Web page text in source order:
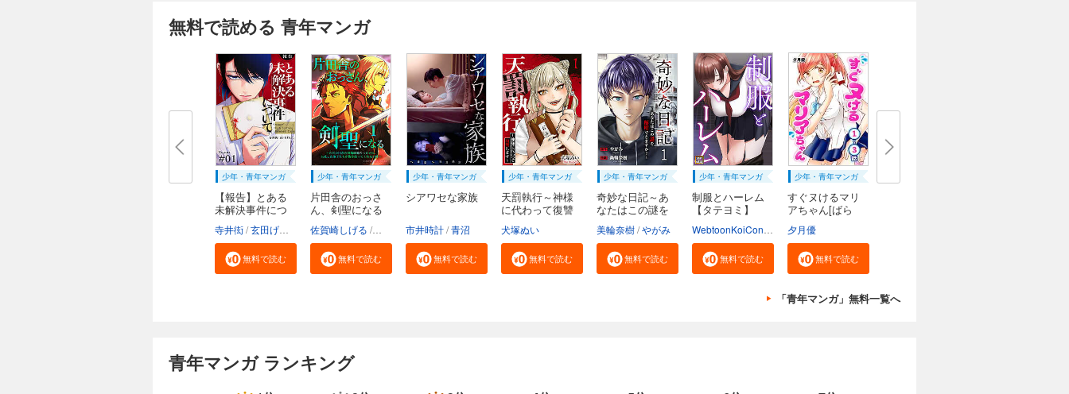
無料で読める 青年マンガ
少年・青年マンガ
【報告】とある
未解決事件につ
寺井衒 玄田げんた
無料で読む
少年・青年マンガ
片田舎のおっさ
ん、剣聖になる
佐賀崎しげる 乍藤和樹 鍋島テツヒロ
無料で読む
少年・青年マンガ
シアワセな家族
市井時計 青沼
無料で読む
少年・青年マンガ
天罰執行～神様
に代わって復讐
犬塚ぬい
無料で読む
少年・青年マンガ
奇妙な日記～あ
なたはこの謎を
美輪奈樹 やがみ
無料で読む
少年・青年マンガ
制服とハーレム
【タテヨミ】
無料で読む
少年・青年マンガ
すぐヌけるマリ
アちゃん[ばら
夕月優
無料で読む
「青年マンガ」無料一覧へ
青年マンガ ランキング